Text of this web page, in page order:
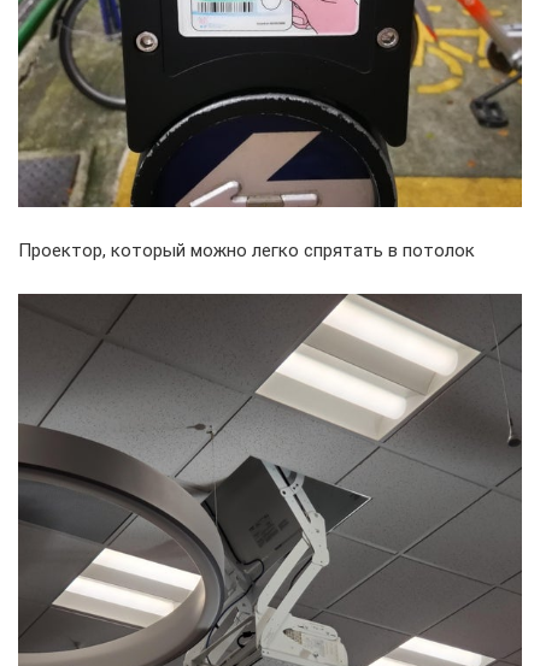
Проектор, который можно легко спрятать в потолок